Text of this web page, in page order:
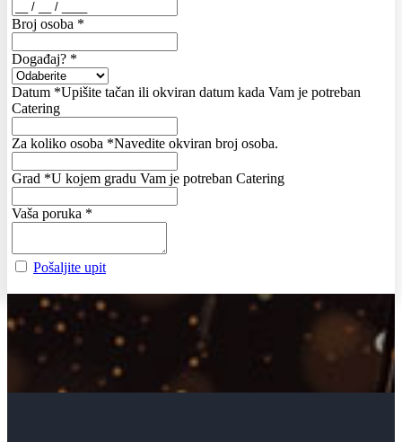
Broj osoba *
Događaj? *
Datum *Upišite tačan ili okviran datum kada Vam je potreban
Catering
Za koliko osoba *Navedite okviran broj osoba.
Grad *U kojem gradu Vam je potreban Catering
Vaša poruka *
Pošaljite upit